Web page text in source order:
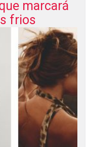
marcará
frios